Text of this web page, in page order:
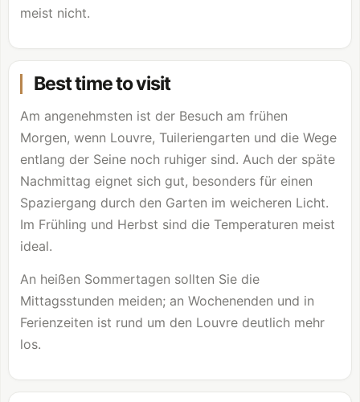
meist nicht.
Best time to visit
Am angenehmsten ist der Besuch am frühen
Morgen, wenn Louvre, Tuileriengarten und die Wege
entlang der Seine noch ruhiger sind. Auch der späte
Nachmittag eignet sich gut, besonders für einen
Spaziergang durch den Garten im weicheren Licht.
Im Frühling und Herbst sind die Temperaturen meist
ideal.
An heißen Sommertagen sollten Sie die
Mittagsstunden meiden; an Wochenenden und in
Ferienzeiten ist rund um den Louvre deutlich mehr
los.